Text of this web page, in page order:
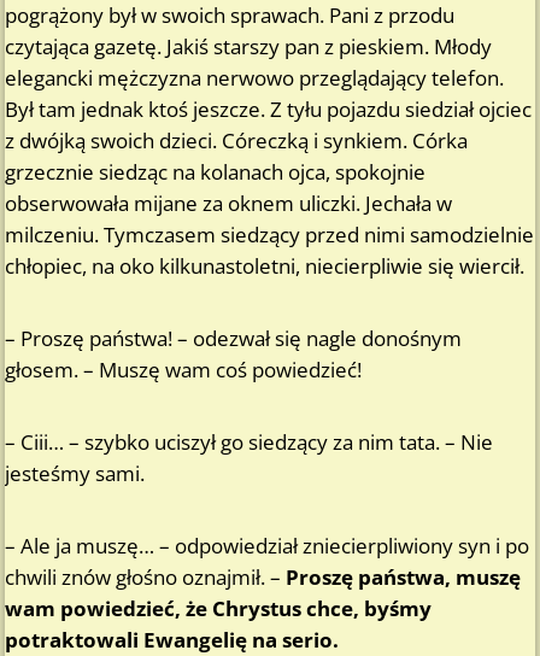
pogrążony był w swoich sprawach. Pani z przodu
czytająca gazetę. Jakiś starszy pan z pieskiem. Młody
elegancki mężczyzna nerwowo przeglądający telefon.
Był tam jednak ktoś jeszcze. Z tyłu pojazdu siedział ojciec
z dwójką swoich dzieci. Córeczką i synkiem. Córka
grzecznie siedząc na kolanach ojca, spokojnie
obserwowała mijane za oknem uliczki. Jechała w
milczeniu. Tymczasem siedzący przed nimi samodzielnie
chłopiec, na oko kilkunastoletni, niecierpliwie się wiercił.
– Proszę państwa! – odezwał się nagle donośnym
głosem. – Muszę wam coś powiedzieć!
– Ciii… – szybko uciszył go siedzący za nim tata. – Nie
jesteśmy sami.
– Ale ja muszę… – odpowiedział zniecierpliwiony syn i po
chwili znów głośno oznajmił. – Proszę państwa, muszę
wam powiedzieć, że Chrystus chce, byśmy
potraktowali Ewangelię na serio.